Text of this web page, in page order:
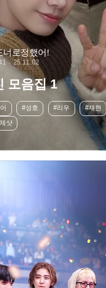
너로정했어!
25.11.02
모음집 1
#성호 #리우 #재현
샷